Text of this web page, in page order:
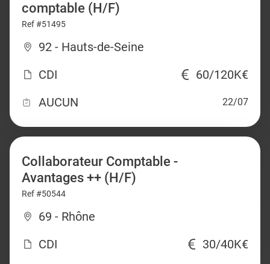
comptable (H/F)
Ref #51495
92 - Hauts-de-Seine
CDI
60/120K€
AUCUN
22/07
Collaborateur Comptable -
Avantages ++ (H/F)
Ref #50544
69 - Rhône
CDI
30/40K€